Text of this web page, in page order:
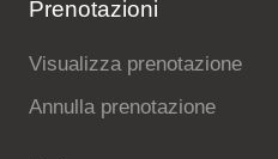
Prenotazioni
Visualizza prenotazione
Annulla prenotazione